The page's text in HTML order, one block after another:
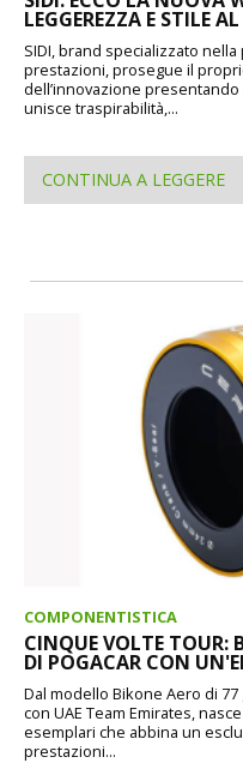
LEGGEREZZA E STILE
SIDI, brand specializzato
prestazioni, prosegue il
dell’innovazione
unisce traspirabilità,...
CONTINUA A LEGGERE
COMPONENTISTICA
CINQUE VOLTE TOUR:
DI POGACAR CON
Dal modello Bikone Aero di
con UAE Team Emirates,
esemplari che abbina un
prestazioni...